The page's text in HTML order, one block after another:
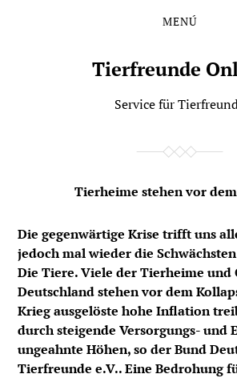
MENÚ
Tierfreunde
Service für
Tierheime stehen vor
Die gegenwärtige Krise trifft uns
jedoch mal wieder die
Die Tiere. Viele der Tierheime und
Deutschland stehen vor dem
Krieg ausgelöste hohe Inflation
durch steigende Versorgungs- und
ungeahnte Höhen, so der Bund
Tierfreunde e.V.. Eine Bedrohung